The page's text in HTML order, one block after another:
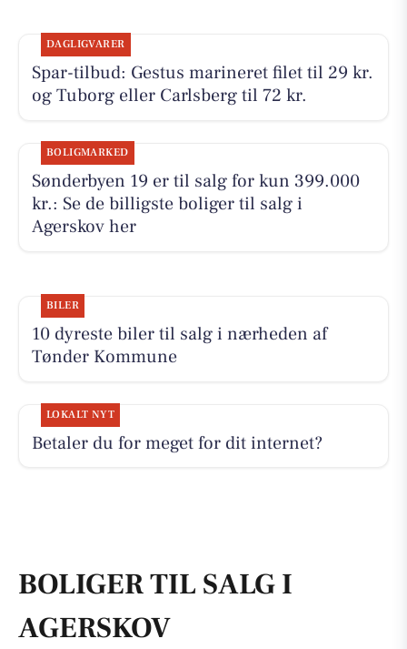
DAGLIGVARER
Spar-tilbud: Gestus marineret filet til 29 kr.
og Tuborg eller Carlsberg til 72 kr.
BOLIGMARKED
Sønderbyen 19 er til salg for kun 399.000
kr.: Se de billigste boliger til salg i
Agerskov her
BILER
10 dyreste biler til salg i nærheden af
Tønder Kommune
LOKALT NYT
Betaler du for meget for dit internet?
BOLIGER TIL SALG I
AGERSKOV